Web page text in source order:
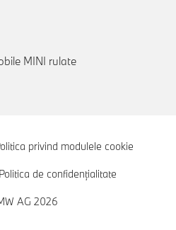
MINI rulate
privind modulele cookie
Politica de confidenţialitate
AG 2026